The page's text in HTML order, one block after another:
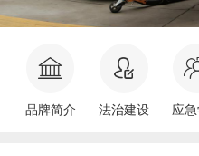
品牌简介 法治建设 应